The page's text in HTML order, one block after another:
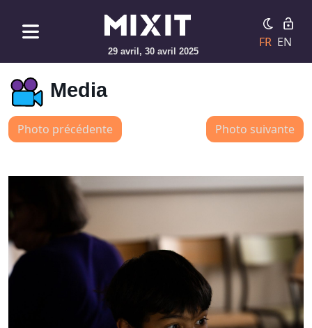
29 avril, 30 avril 2025
FR EN
Media
Photo précédente Photo suivante